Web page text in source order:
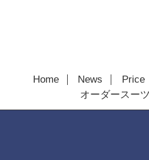
Home News
Price
オーダースー